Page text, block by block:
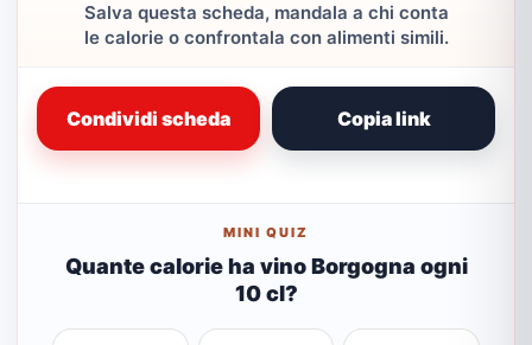
Salva questa scheda, mandala a chi conta
le calorie o confrontala con alimenti simili.
Condividi scheda Copia link
MINI QUIZ
Quante calorie ha vino Borgogna ogni
10 cl?